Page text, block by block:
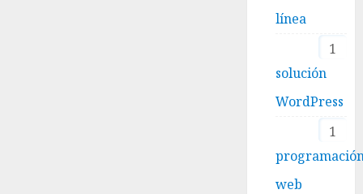
línea
1
solución
WordPress
1
web